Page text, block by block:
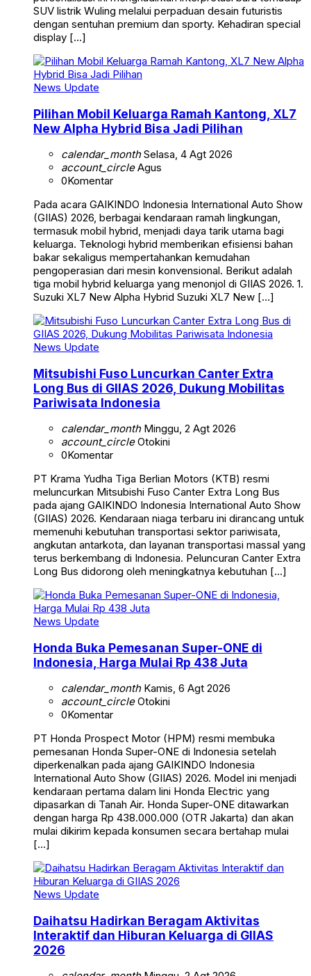
SUV listrik Wuling melalui perpaduan desain futuristis
dengan sentuhan premium dan sporty. Kehadiran special
display […]
News Update
Pilihan Mobil Keluarga Ramah Kantong, XL7
New Alpha Hybrid Bisa Jadi Pilihan
calendar_monthSelasa, 4 Agt 2026
account_circleAgus
0Komentar
Pada acara GAIKINDO Indonesia International Auto Show
(GIIAS) 2026, berbagai kendaraan ramah lingkungan,
termasuk mobil hybrid, menjadi daya tarik utama bagi
keluarga. Teknologi hybrid memberikan efisiensi bahan
bakar sekaligus mempertahankan kemudahan
pengoperasian dari mesin konvensional. Berikut adalah
tiga mobil hybrid keluarga yang menonjol di GIIAS 2026. 1.
Suzuki XL7 New Alpha Hybrid Suzuki XL7 New […]
News Update
Mitsubishi Fuso Luncurkan Canter Extra
Long Bus di GIIAS 2026, Dukung Mobilitas
Pariwisata Indonesia
calendar_monthMinggu, 2 Agt 2026
account_circleOtokini
0Komentar
PT Krama Yudha Tiga Berlian Motors (KTB) resmi
meluncurkan Mitsubishi Fuso Canter Extra Long Bus
pada ajang GAIKINDO Indonesia International Auto Show
(GIIAS) 2026. Kendaraan niaga terbaru ini dirancang untuk
memenuhi kebutuhan transportasi sektor pariwisata,
angkutan antarkota, dan layanan transportasi massal yang
terus berkembang di Indonesia. Peluncuran Canter Extra
Long Bus didorong oleh meningkatnya kebutuhan […]
News Update
Honda Buka Pemesanan Super-ONE di
Indonesia, Harga Mulai Rp 438 Juta
calendar_monthKamis, 6 Agt 2026
account_circleOtokini
0Komentar
PT Honda Prospect Motor (HPM) resmi membuka
pemesanan Honda Super-ONE di Indonesia setelah
diperkenalkan pada ajang GAIKINDO Indonesia
International Auto Show (GIIAS) 2026. Model ini menjadi
kendaraan pertama dalam lini Honda Electric yang
dipasarkan di Tanah Air. Honda Super-ONE ditawarkan
dengan harga Rp 438.000.000 (OTR Jakarta) dan akan
mulai dikirim kepada konsumen secara bertahap mulai
[…]
News Update
Daihatsu Hadirkan Beragam Aktivitas
Interaktif dan Hiburan Keluarga di GIIAS
2026